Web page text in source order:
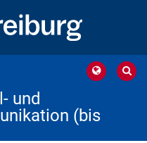
und
(bis